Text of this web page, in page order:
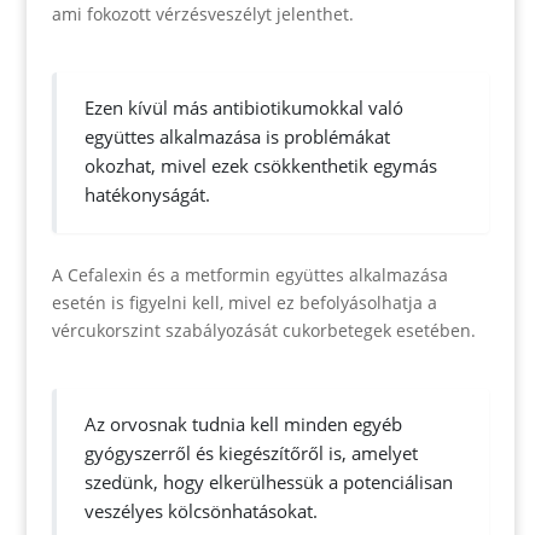
ami fokozott vérzésveszélyt jelenthet.
Ezen kívül más antibiotikumokkal való
együttes alkalmazása is problémákat
okozhat, mivel ezek csökkenthetik egymás
hatékonyságát.
A Cefalexin és a metformin együttes alkalmazása
esetén is figyelni kell, mivel ez befolyásolhatja a
vércukorszint szabályozását cukorbetegek esetében.
Az orvosnak tudnia kell minden egyéb
gyógyszerről és kiegészítőről is, amelyet
szedünk, hogy elkerülhessük a potenciálisan
veszélyes kölcsönhatásokat.